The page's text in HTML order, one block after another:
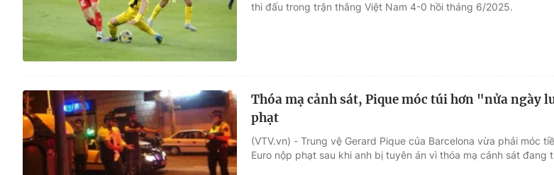
thi đấu trong trận thắng Việt Nam 4-0 hồi tháng 6/2025.
Thóa mạ cảnh sát, Pique móc túi hơn "nửa ngày
phạt
(VTV.vn) - Trung vệ Gerard Pique của Barcelona vừa phải móc
Euro nộp phạt sau khi anh bị tuyên án vì thóa mạ cảnh sát đang